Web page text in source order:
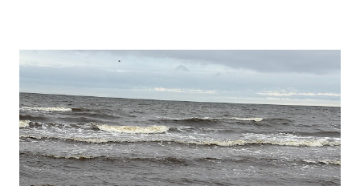
skolēniem ir ārpusstundu nodarbības, patīk, ka viņi var attīstīt
savu talantu un ik pa reizei savos panākumos dalīties ar
apkārtējiem. Kur gan labāk lai savu dziedātprasmi/dejotprasmi lai
parāda, ja ne svētkos? Mēs joprojām dzīvojam ekonomiskās
krīzes apstākļos, taču kāds ierēdnis bija noteicis, ka "svētkiem
būt". Man jau pirmajā un vienīgajā sapulcē "nolaidās rokas...